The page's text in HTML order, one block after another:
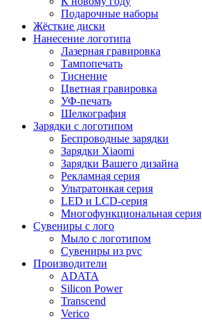
Подарочные наборы
Жёсткие диски
Нанесение логотипа
Лазерная гравировка
Тампопечать
Тиснение
Цветная гравировка
УФ-печать
Шелкография
Зарядки с логотипом
Беспроводные зарядки
Зарядки Xiaomi
Зарядки Вашего дизайна
Рекламная серия
Ультратонкая серия
LED и LCD-серия
Многофункциональная серия
Сувениры с лого
Мыло с логотипом
Сувениры из pvc
Производители
ADATA
Silicon Power
Transcend
Verico